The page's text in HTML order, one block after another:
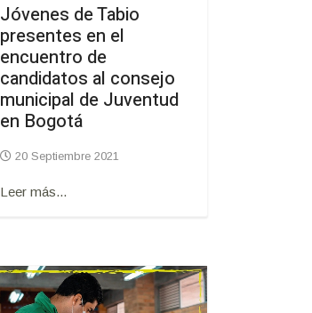
Jóvenes de Tabio
presentes en el
encuentro de
candidatos al consejo
municipal de Juventud
en Bogotá
20 Septiembre 2021
Leer más...